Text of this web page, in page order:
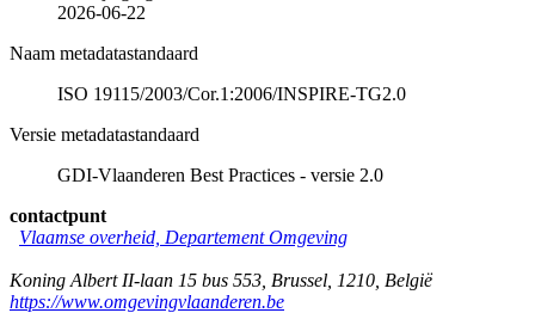
2026-06-22
Naam metadatastandaard
ISO 19115/2003/Cor.1:2006/INSPIRE-TG2.0
Versie metadatastandaard
GDI-Vlaanderen Best Practices - versie 2.0
contactpunt
Vlaamse overheid, Departement Omgeving
Koning Albert II-laan 15 bus 553 Brussel 1210 België
https://www.omgevingvlaanderen.be